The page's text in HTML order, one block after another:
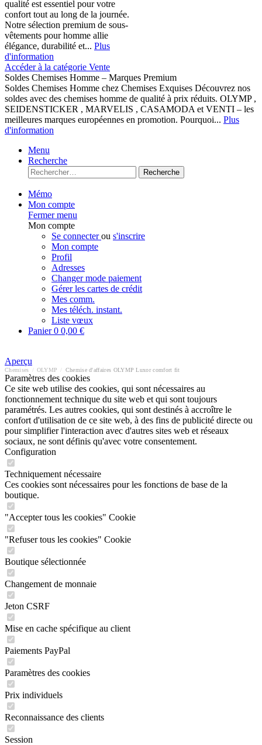
qualité est essentiel pour votre
confort tout au long de la journée.
Notre sélection premium de sous-
vêtements pour homme allie
élégance, durabilité et... Plus
d'information
Accéder à la catégorie Vente
Soldes Chemises Homme – Marques Premium
Soldes Chemises Homme chez Chemises Exquises Découvrez nos
soldes avec des chemises homme de qualité à prix réduits. OLYMP ,
SEIDENSTICKER , MARVELIS , CASAMODA et VENTI – les
meilleures marques européennes en promotion. Pourquoi... Plus
d'information
Menu
Recherche
Recherche
Mémo
Mon compte
Fermer menu
Mon compte
Se connecterou s'inscrire
Mon compte
Profil
Adresses
Changer mode paiement
Gérer les cartes de crédit
Mes comm.
Mes téléch. instant.
Liste vœux
Panier0 0,00 €
Aperçu
Chemises OLYMP Chemise d'affaires OLYMP Luxor comfort fit
Paramètres des cookies
Ce site web utilise des cookies, qui sont nécessaires au
fonctionnement technique du site web et qui sont toujours
paramétrés. Les autres cookies, qui sont destinés à accroître le
confort d'utilisation de ce site web, à des fins de publicité directe ou
pour simplifier l'interaction avec d'autres sites web et réseaux
sociaux, ne sont définis qu'avec votre consentement.
Configuration
Techniquement nécessaire
Ces cookies sont nécessaires pour les fonctions de base de la
boutique.
"Accepter tous les cookies" Cookie
"Refuser tous les cookies" Cookie
Boutique sélectionnée
Changement de monnaie
Jeton CSRF
Mise en cache spécifique au client
Paiements PayPal
Paramètres des cookies
Prix individuels
Reconnaissance des clients
Session